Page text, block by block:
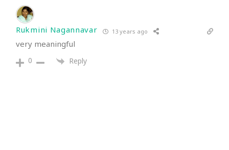
Rukmini Nagannavar 13 years ago
very meaningful
0 Reply